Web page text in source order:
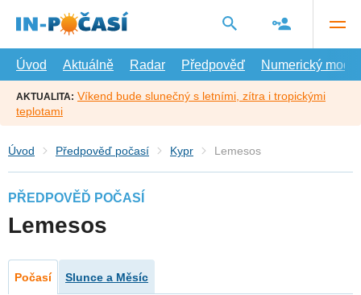
hlavní
Úvod
Aktuálně Radar Předpověď Numerický model
AKTUALITA: Víkend bude slunečný s letními, zítra i tropickými
teplotami
Úvod Předpověď počasí Kypr Lemesos
PŘEDPOVĚĎ POČASÍ
Lemesos
Počasí Slunce a Měsíc